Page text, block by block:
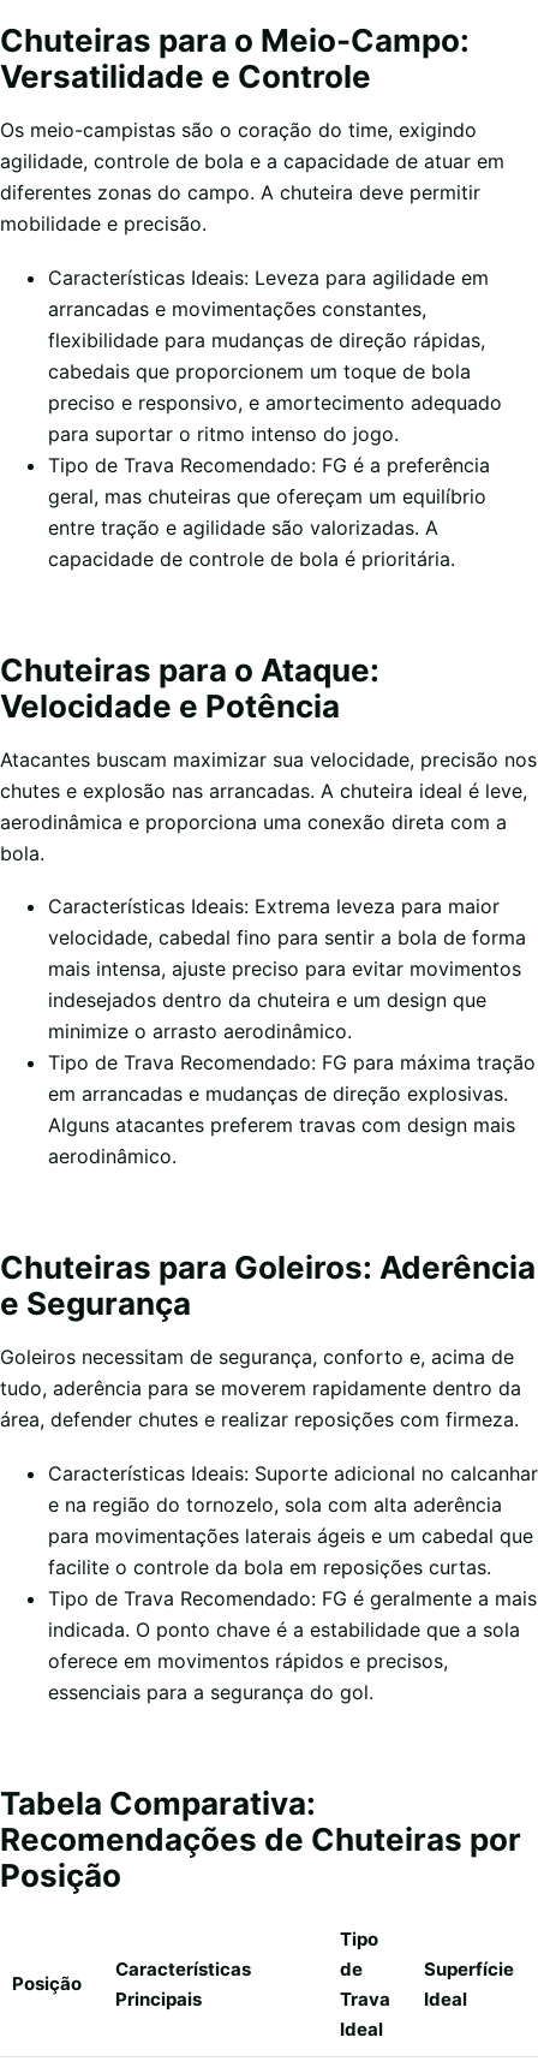
Chuteiras para o Meio-Campo:
Versatilidade e Controle
Os meio-campistas são o coração do time, exigindo
agilidade, controle de bola e a capacidade de atuar em
diferentes zonas do campo. A chuteira deve permitir
mobilidade e precisão.
Características Ideais: Leveza para agilidade em
arrancadas e movimentações constantes,
flexibilidade para mudanças de direção rápidas,
cabedais que proporcionem um toque de bola
preciso e responsivo, e amortecimento adequado
para suportar o ritmo intenso do jogo.
Tipo de Trava Recomendado: FG é a preferência
geral, mas chuteiras que ofereçam um equilíbrio
entre tração e agilidade são valorizadas. A
capacidade de controle de bola é prioritária.
Chuteiras para o Ataque:
Velocidade e Potência
Atacantes buscam maximizar sua velocidade, precisão nos
chutes e explosão nas arrancadas. A chuteira ideal é leve,
aerodinâmica e proporciona uma conexão direta com a
bola.
Características Ideais: Extrema leveza para maior
velocidade, cabedal fino para sentir a bola de forma
mais intensa, ajuste preciso para evitar movimentos
indesejados dentro da chuteira e um design que
minimize o arrasto aerodinâmico.
Tipo de Trava Recomendado: FG para máxima tração
em arrancadas e mudanças de direção explosivas.
Alguns atacantes preferem travas com design mais
aerodinâmico.
Chuteiras para Goleiros: Aderência
e Segurança
Goleiros necessitam de segurança, conforto e, acima de
tudo, aderência para se moverem rapidamente dentro da
área, defender chutes e realizar reposições com firmeza.
Características Ideais: Suporte adicional no calcanhar
e na região do tornozelo, sola com alta aderência
para movimentações laterais ágeis e um cabedal que
facilite o controle da bola em reposições curtas.
Tipo de Trava Recomendado: FG é geralmente a mais
indicada. O ponto chave é a estabilidade que a sola
oferece em movimentos rápidos e precisos,
essenciais para a segurança do gol.
Tabela Comparativa:
Recomendações de Chuteiras por
Posição
Posição
Características
Principais
Tipo
de
Trava
Ideal
Superfície
Ideal